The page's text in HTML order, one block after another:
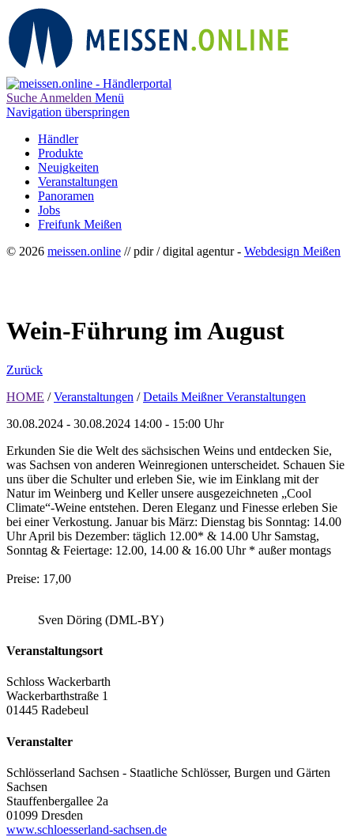
Suche Anmelden Menü
Navigation überspringen
Händler
Produkte
Neuigkeiten
Veranstaltungen
Panoramen
Jobs
Freifunk Meißen
© 2026 meissen.online // pdir / digital agentur - Webdesign Meißen
Wein-Führung im August
Zurück
HOME / Veranstaltungen / Details Meißner Veranstaltungen
30.08.2024 - 30.08.2024 14:00 - 15:00 Uhr
Erkunden Sie die Welt des sächsischen Weins und entdecken Sie,
was Sachsen von anderen Weinregionen unterscheidet. Schauen Sie
uns über die Schulter und erleben Sie, wie im Einklang mit der
Natur im Weinberg und Keller unsere ausgezeichneten „Cool
Climate“-Weine entstehen. Deren Eleganz und Finesse erleben Sie
bei einer Verkostung. Januar bis März: Dienstag bis Sonntag: 14.00
Uhr April bis Dezember: täglich 12.00* & 14.00 Uhr Samstag,
Sonntag & Feiertage: 12.00, 14.00 & 16.00 Uhr * außer montags
Preise: 17,00
Sven Döring (DML-BY)
Veranstaltungsort
Schloss Wackerbarth
Wackerbarthstraße 1
01445 Radebeul
Veranstalter
Schlösserland Sachsen - Staatliche Schlösser, Burgen und Gärten
Sachsen
Stauffenbergallee 2a
01099 Dresden
www.schloesserland-sachsen.de